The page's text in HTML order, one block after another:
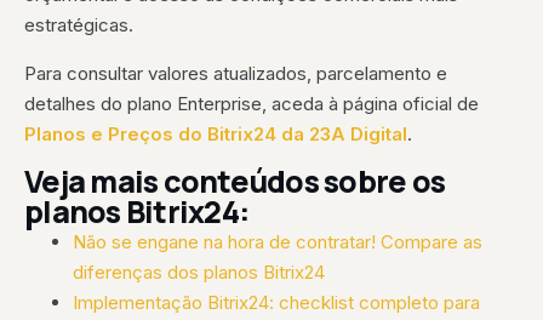
estratégicas.
Para consultar valores atualizados, parcelamento e
detalhes do plano Enterprise, aceda à página oficial de
Planos e Preços do Bitrix24 da 23A Digital.
Veja mais conteúdos sobre os
planos Bitrix24:
Não se engane na hora de contratar! Compare as
diferenças dos planos Bitrix24
Implementação Bitrix24: checklist completo para